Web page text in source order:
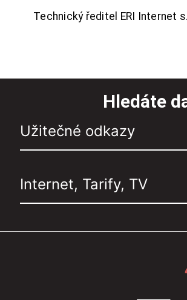
Technický ředitel ERI Internet
Hledáte
Užitečné odkazy
Internet, Tarify, TV